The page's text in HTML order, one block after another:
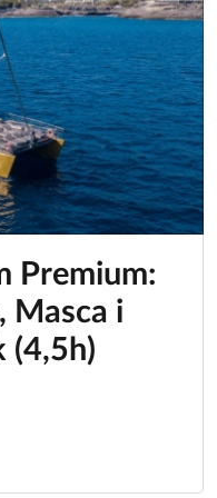
Premium:
Masca i
(4,5h)